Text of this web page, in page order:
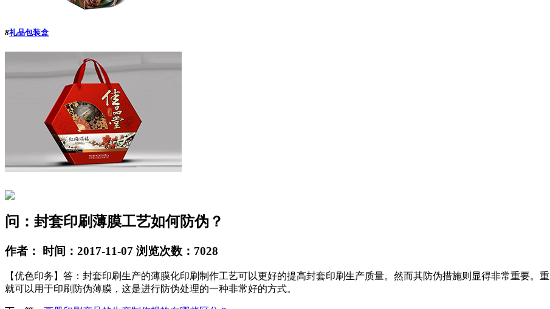
8礼品包装盒
问：封套印刷薄膜工艺如何防伪？
作者： 时间：2017-11-07 浏览次数：7028
【优色印务】答：封套印刷生产的薄膜化印刷制作工艺可以更好的提高封套印刷生产质量。然而其防伪措施则显得非常重要。
就可以用于印刷防伪薄膜，这是进行防伪处理的一种非常好的方式。